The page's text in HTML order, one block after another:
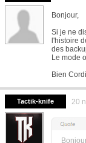
Bonjour,
Si je ne
l'histoire
des
Le mode
Bien
Tactik-knife 20